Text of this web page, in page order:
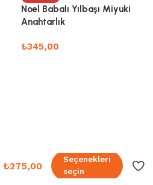
Noel Babalı Yılbaşı Miyuki
Anahtarlık
₺345,00
₺275,00
Seçenekleri
seçin